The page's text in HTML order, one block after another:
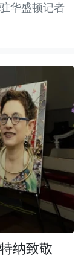
华盛顿记者
纳致敬